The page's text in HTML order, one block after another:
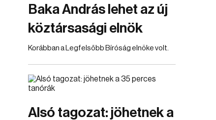
Baka András lehet az új
köztársasági elnök
Korábban a Legfelsőbb Bíróság elnöke volt.
Alsó tagozat: jöhetnek a